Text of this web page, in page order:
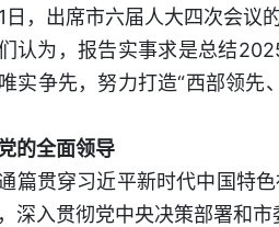
日，出席市六届人大四次会议
认为，报告实事求是总结
实争先，努力打造“西部领
的全面领导
篇贯穿习近平新时代中国特
深入贯彻党中央决策部署和市